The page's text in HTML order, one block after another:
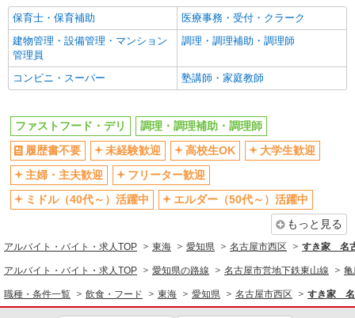
保育士・保育補助
医療事務・受付・クラーク
建物管理・設備管理・マンション
管理員
調理・調理補助・調理師
コンビニ・スーパー 塾講師・家庭教師
ファストフード・デリ
調理・調理補助・調理師
履歴書不要
未経験歓迎 高校生OK
大学生歓迎
主婦・主夫歓迎
フリーター歓迎
ミドル（40代～）活躍中
エルダー（50代～）活躍中
もっと見る
アルバイト・バイト・求人TOP 東海 愛知県 名古屋市西区 すき家 名
アルバイト・バイト・求人TOP 愛知県の路線 名古屋市営地下鉄東山線
職種・条件一覧 飲食・フード 東海 愛知県 名古屋市西区 すき家 名